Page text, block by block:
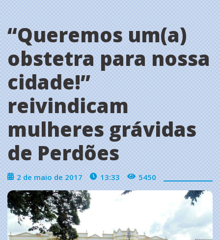
‘‘Queremos um(a)
obstetra para nossa
cidade!’’
reivindicam
mulheres grávidas
de Perdões
2 de maio de 2017 13:33 5450